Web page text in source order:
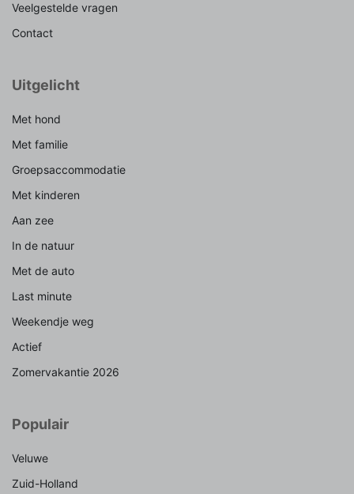
Veelgestelde vragen
Contact
Uitgelicht
Met hond
Met familie
Groepsaccommodatie
Met kinderen
Aan zee
In de natuur
Met de auto
Last minute
Weekendje weg
Actief
Zomervakantie 2026
Populair
Veluwe
Zuid-Holland